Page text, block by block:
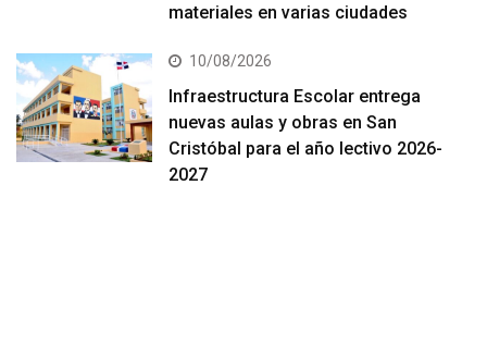
materiales en varias ciudades
10/08/2026
Infraestructura Escolar entrega
nuevas aulas y obras en San
Cristóbal para el año lectivo 2026-
2027